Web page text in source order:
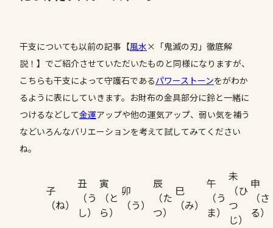
干支についても以前の記事【風水×「鬼滅の刃」徹底解
説！】でご紹介させていただいたものと同様になりますが、
こちらも干支によって守護石であるパワーストーンをがわか
るように表にしていきます。お財布の金具部分に鈴と一緒に
つけるなどして金運アップや他の運気アップ、弱い気を補う
などいろんなバリエーションを考えて試してみてください
ね。
子
（ね）
丑
（う
し）
寅
（と
ら）
卯
（う）
辰
（た
つ）
巳
（み）
午
（う
ま）
未
（ひ
つ
じ）
申
（さ
る）